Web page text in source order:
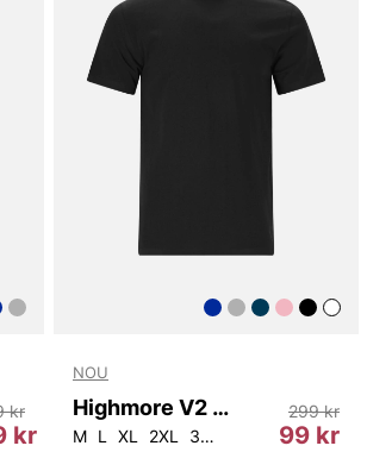
W40L32
kr
kr
NOU
Highmore V2 M Tee
M L XL 2XL 3XL 99 kr
299 kr